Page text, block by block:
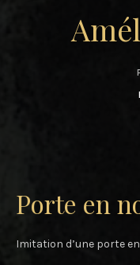
Porte en
Imitation d’une porte